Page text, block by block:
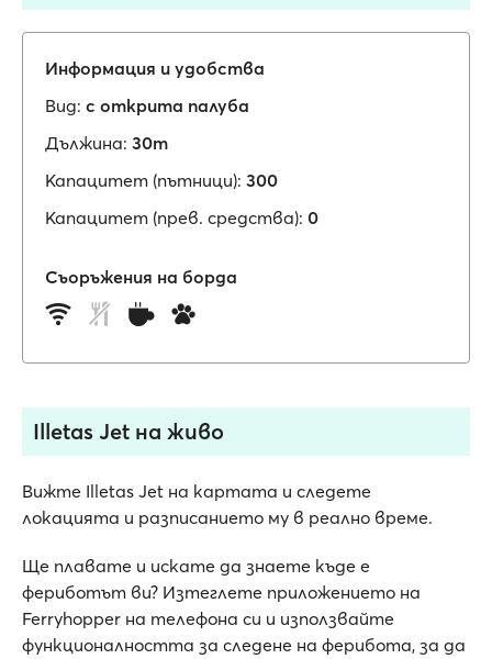
Информация и удобства
Вид: с открита палуба
Дължина: 30m
Капацитет (пътници): 300
Капацитет (прев. средства): 0
Съоръжения на борда
Illetas Jet на живо
Вижте Illetas Jet на картата и следете
локацията и разписанието му в реално време.
Ще плавате и искате да знаете къде е
фериботът ви? Изтеглете приложението на
Ferryhopper на телефона си и използвайте
функционалността за следене на ферибота, за да